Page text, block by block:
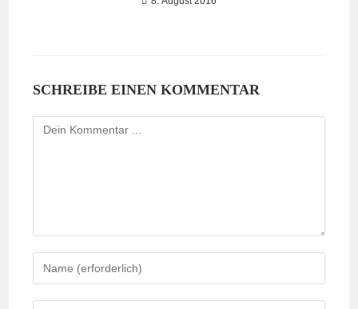
SCHREIBE EINEN KOMMENTAR
Kommentieren
deinen
Namen